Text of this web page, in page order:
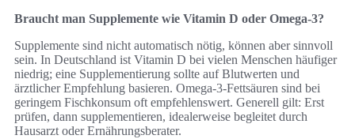
Braucht man Supplemente wie Vitamin D oder Omega‑3?
Supplemente sind nicht automatisch nötig, können aber sinnvoll
sein. In Deutschland ist Vitamin D bei vielen Menschen häufiger
niedrig; eine Supplementierung sollte auf Blutwerten und
ärztlicher Empfehlung basieren. Omega‑3‑Fettsäuren sind bei
geringem Fischkonsum oft empfehlenswert. Generell gilt: Erst
prüfen, dann supplementieren, idealerweise begleitet durch
Hausarzt oder Ernährungsberater.